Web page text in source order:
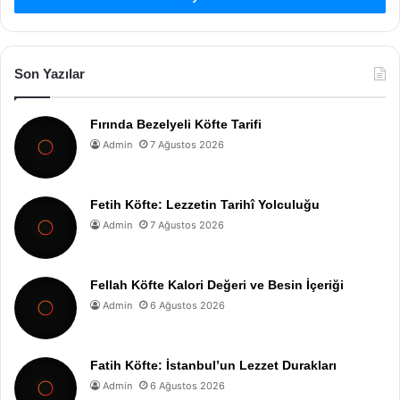
Son Yazılar
Fırında Bezelyeli Köfte Tarifi
Admin 7 Ağustos 2026
Fetih Köfte: Lezzetin Tarihî Yolculuğu
Admin 7 Ağustos 2026
Fellah Köfte Kalori Değeri ve Besin İçeriği
Admin 6 Ağustos 2026
Fatih Köfte: İstanbul’un Lezzet Durakları
Admin 6 Ağustos 2026